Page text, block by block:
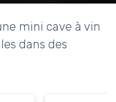
mini cave à vin
dans des